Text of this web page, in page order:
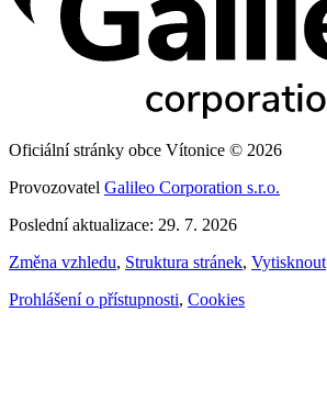
Oficiální stránky obce Vítonice © 2026
Provozovatel Galileo Corporation s.r.o.
Poslední aktualizace: 29. 7. 2026
Změna vzhledu, Struktura stránek, Vytisknout
Prohlášení o přístupnosti, Cookies